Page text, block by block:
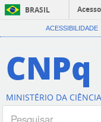
BRASIL
ACESSIBILIDADE
CNPq
MINISTÉRIO DA